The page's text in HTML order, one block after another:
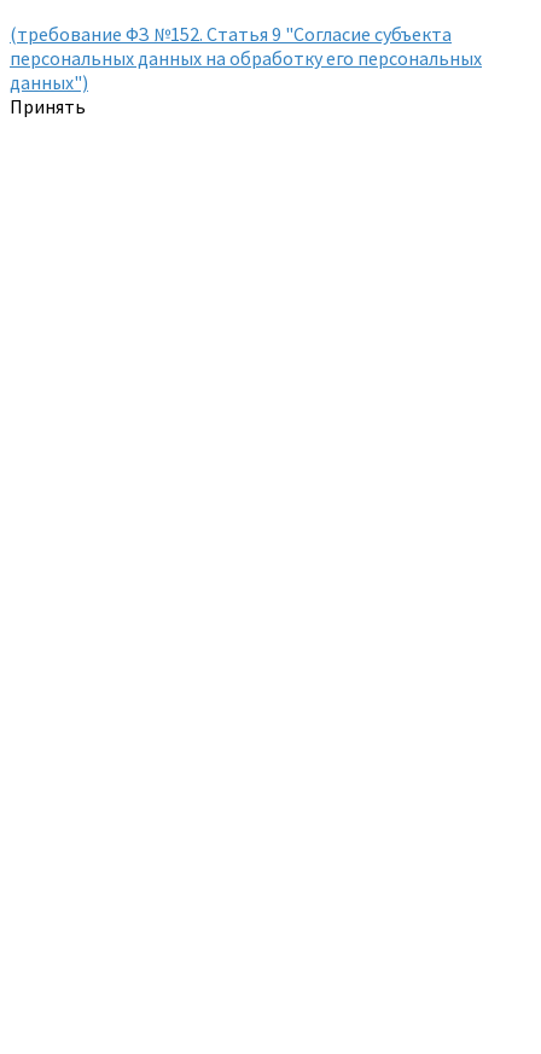
(требование ФЗ №152. Статья 9 "Согласие субъекта
персональных данных на обработку его персональных
данных")
Принять